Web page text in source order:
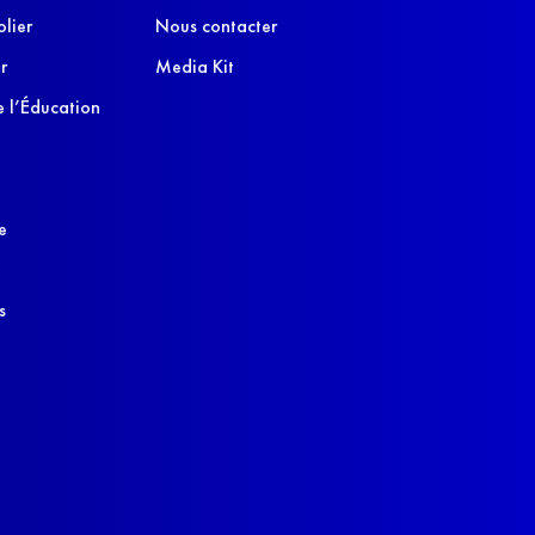
l’Éducation
Nous contacter
Media Kit